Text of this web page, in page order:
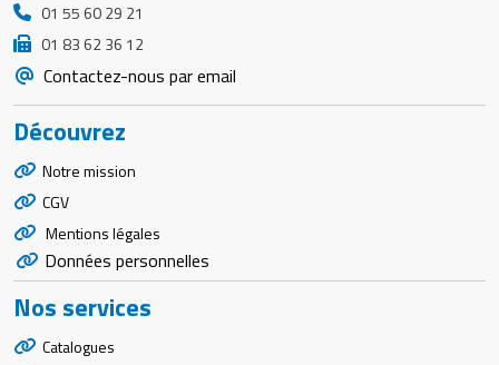
01 55 60 29 21
01 83 62 36 12
Contactez-nous par email
Découvrez
Notre mission
CGV
Mentions légales
Données personnelles
Nos services
Catalogues